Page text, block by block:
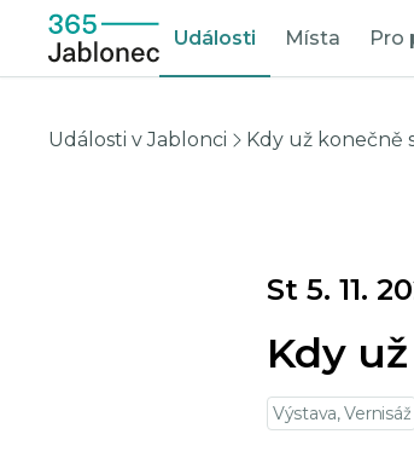
Události Místa Pro
Události v Jablonci Kdy už konečně
St 5. 11.
Kdy
Výstava, Vernisáž